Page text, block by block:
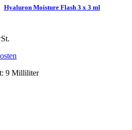
Hyaluron Moisture Flash 3 x 3 ml
9 Milliliter